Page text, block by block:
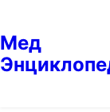
содержимому
Мед